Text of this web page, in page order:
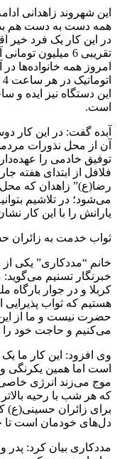
این شهروند زاهدانی
همه دست به دست هم
در این کار یک فرد خیر
تقریبی 6
امروز همه خانواده‌ها
این دستگاه نیز ایده
است.
آبده گفت: در این کار
آن از محل نذورات
توفیق خادمی را
فلافل از ابتدای هفته
رضا(ع)” زاهدان که محل
می‌شود؛ در تلاشیم
یارانش را با این کار
ثواب خدمت به زائران
خانم “مددکاری” یکی
خبرنگار تسنیم می‌گوید:
کربلا و در جوار بارگاه
هستیم که ثواب پذیرایی
حضرت نیست و ما از این
می‌کنیم و حاجت خود
وی افزود: این کار ما
است اما همین یکرنگی
موج می‌زند انرژی
که هر شب با رحیه
برای زائران حسینی(ع)
دل‌های خودمان است تا
مددکاری بیان کرد: پدر